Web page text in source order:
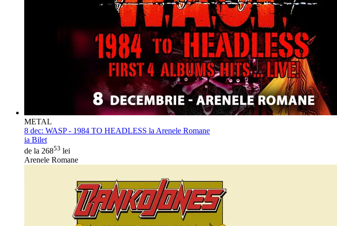
METAL
8 dec: WASP - 1984 TO HEADLESS la Arenele Romane
ia Bilet
de la 26853 lei
Arenele Romane